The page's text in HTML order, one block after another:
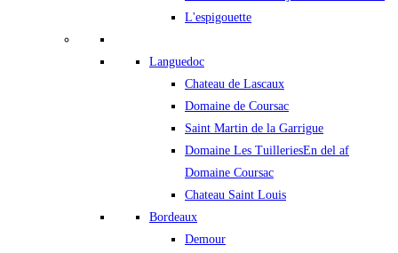
L'espigouette
Languedoc
Chateau de Lascaux
Domaine de Coursac
Saint Martin de la Garrigue
Domaine Les TuilleriesEn del af
Domaine Coursac
Chateau Saint Louis
Bordeaux
Demour